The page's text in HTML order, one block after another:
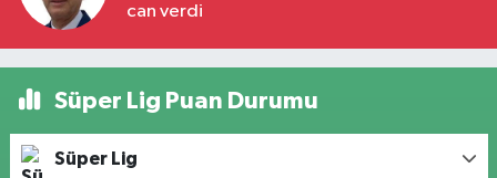
can verdi
Süper Lig Puan Durumu
Süper Lig